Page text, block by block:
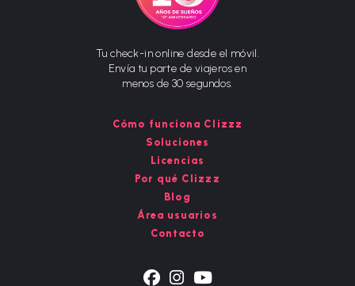
Tu check-in online desde el móvil.
Envía tu parte de viajeros en
menos de 30 segundos.
Cómo funciona Clizzz
Soluciones
Licencias
Por qué Clizzz
Blog
Área usuarios
Contacto